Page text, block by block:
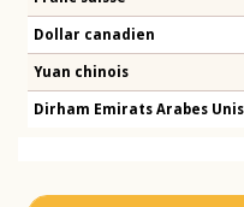
Dollar canadien
Yuan chinois
Dirham Emirats Arabes Unis